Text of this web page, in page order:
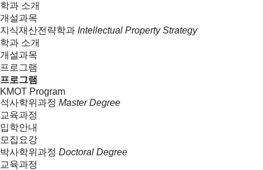
학과 소개
개설과목
지식재산전략학과 Intellectual Property Strategy
학과 소개
개설과목
프로그램
프로그램
KMOT Program
석사학위과정 Master Degree
교육과정
입학안내
모집요강
박사학위과정 Doctoral Degree
교육과정